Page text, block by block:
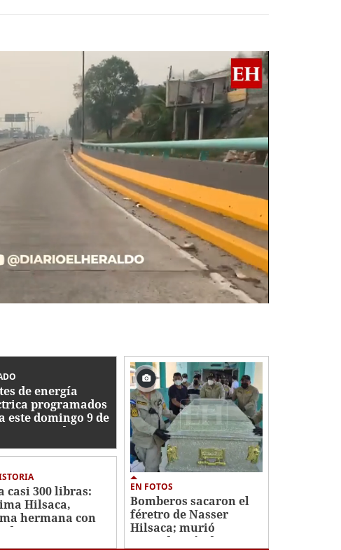
de energía
programados
este domingo 9 de
en Honduras
casi 300 libras:
Hilsaca,
hermana con
de Nasser
EN FOTOS
Bomberos sacaron el
féretro de Nasser
Hilsaca; murió
pesando más de 630